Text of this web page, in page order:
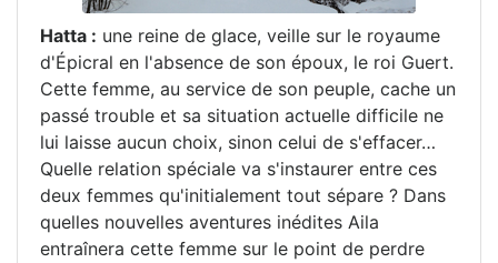
Hatta : une reine de glace, veille sur le royaume
d'Épicral en l'absence de son époux, le roi Guert.
Cette femme, au service de son peuple, cache un
passé trouble et sa situation actuelle difficile ne
lui laisse aucun choix, sinon celui de s'effacer…
Quelle relation spéciale va s'instaurer entre ces
deux femmes qu'initialement tout sépare ? Dans
quelles nouvelles aventures inédites Aila
entraînera cette femme sur le point de perdre